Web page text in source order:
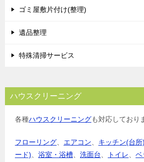
ゴミ屋敷片付け(整理)
遺品整理
特殊清掃サービス
ハウスクリーニング
各種ハウスクリーニングも対応しており
フローリング エアコン キッチン(台所)
ード)
浴室・浴槽 洗面台 トイレ ベ